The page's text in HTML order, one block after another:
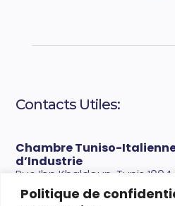
Politique de
Contacts Utiles:
Chambre Tuniso-
d’Industrie
Rue Ibn Khaldoun, Tunis
Tel.+216 71 239 123